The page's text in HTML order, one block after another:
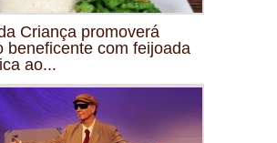
Criança promoverá
beneficente com feijoada
ao...